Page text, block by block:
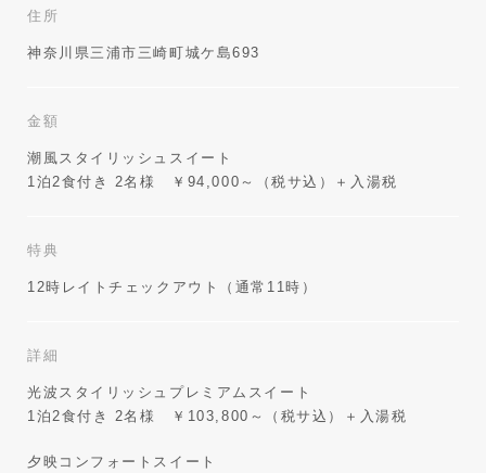
住所
神奈川県三浦市三崎町城ケ島693
金額
潮風スタイリッシュスイート
1泊2食付き 2名様 ￥94,000～（税サ込）＋入湯税
特典
12時レイトチェックアウト（通常11時）
詳細
光波スタイリッシュプレミアムスイート
1泊2食付き 2名様 ￥103,800～（税サ込）＋入湯税
夕映コンフォートスイート